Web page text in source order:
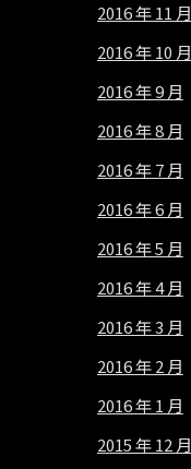
2016 年 11 月
2016 年 10 月
2016 年 9 月
2016 年 8 月
2016 年 7 月
2016 年 6 月
2016 年 5 月
2016 年 4 月
2016 年 3 月
2016 年 2 月
2016 年 1 月
2015 年 12 月